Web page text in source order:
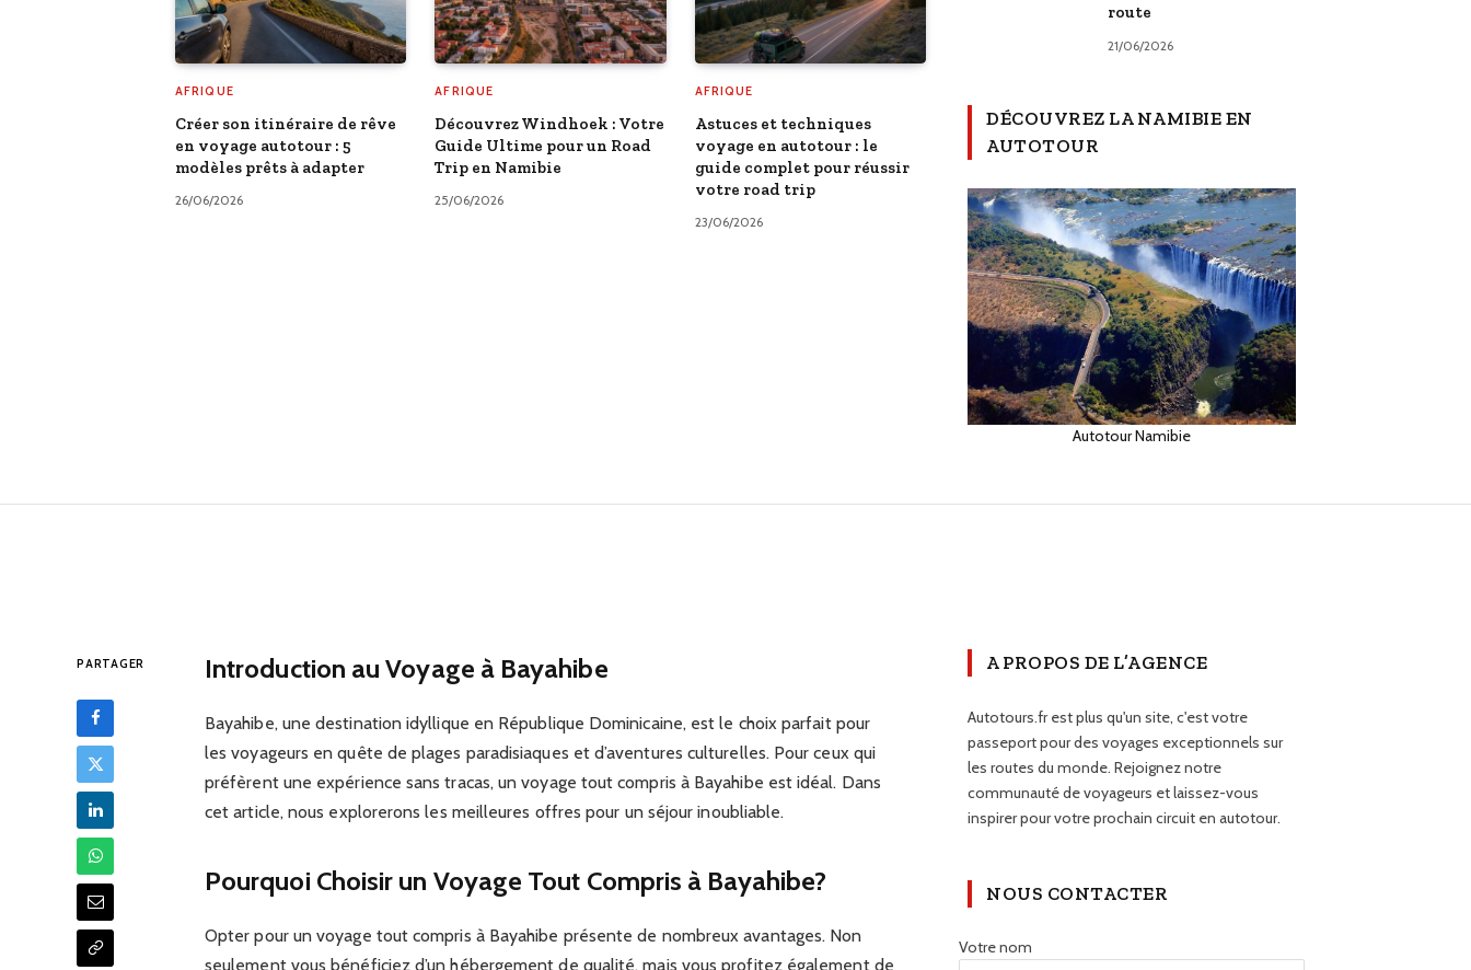
AFRIQUE
Créer son itinéraire de rêve
en voyage autotour : 5
modèles prêts à adapter
26/06/2026
AFRIQUE
Découvrez Windhoek : Votre
Guide Ultime pour un Road
Trip en Namibie
25/06/2026
AFRIQUE
Astuces et techniques
voyage en autotour : le
guide complet pour réussir
votre road trip
23/06/2026
route
21/06/2026
DÉCOUVREZ LA NAMIBIE EN
AUTOTOUR
Autotour Namibie
Bayahibe tout compris
PARTAGER Introduction au Voyage à Bayahibe
Bayahibe, une destination idyllique en République Dominicaine, est le choix parfait pour
les voyageurs en quête de plages paradisiaques et d’aventures culturelles. Pour ceux qui
préfèrent une expérience sans tracas, un voyage tout compris à Bayahibe est idéal. Dans
cet article, nous explorerons les meilleures offres pour un séjour inoubliable.
Pourquoi Choisir un Voyage Tout Compris à Bayahibe?
Opter pour un voyage tout compris à Bayahibe présente de nombreux avantages. Non
seulement vous bénéficiez d’un hébergement de qualité, mais vous profitez également de
A PROPOS DE L’AGENCE
Autotours.fr est plus qu'un site, c'est votre
passeport pour des voyages exceptionnels sur
les routes du monde. Rejoignez notre
communauté de voyageurs et laissez-vous
inspirer pour votre prochain circuit en autotour.
NOUS CONTACTER
Votre nom